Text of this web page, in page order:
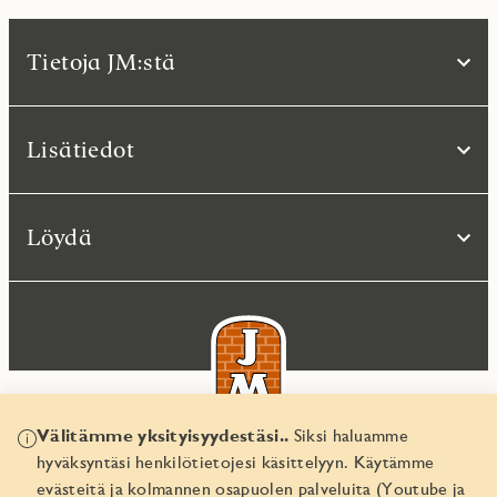
Välitämme yksityisyydestäsi.. Siksi haluamme
hyväksyntäsi henkilötietojesi käsittelyyn. Käytämme
evästeitä ja kolmannen osapuolen palveluita (Youtube ja
Tietoja JM:stä
Lisätiedot
Löydä
© JM Suomi OY 2026
Yritystunnus 1974161-8